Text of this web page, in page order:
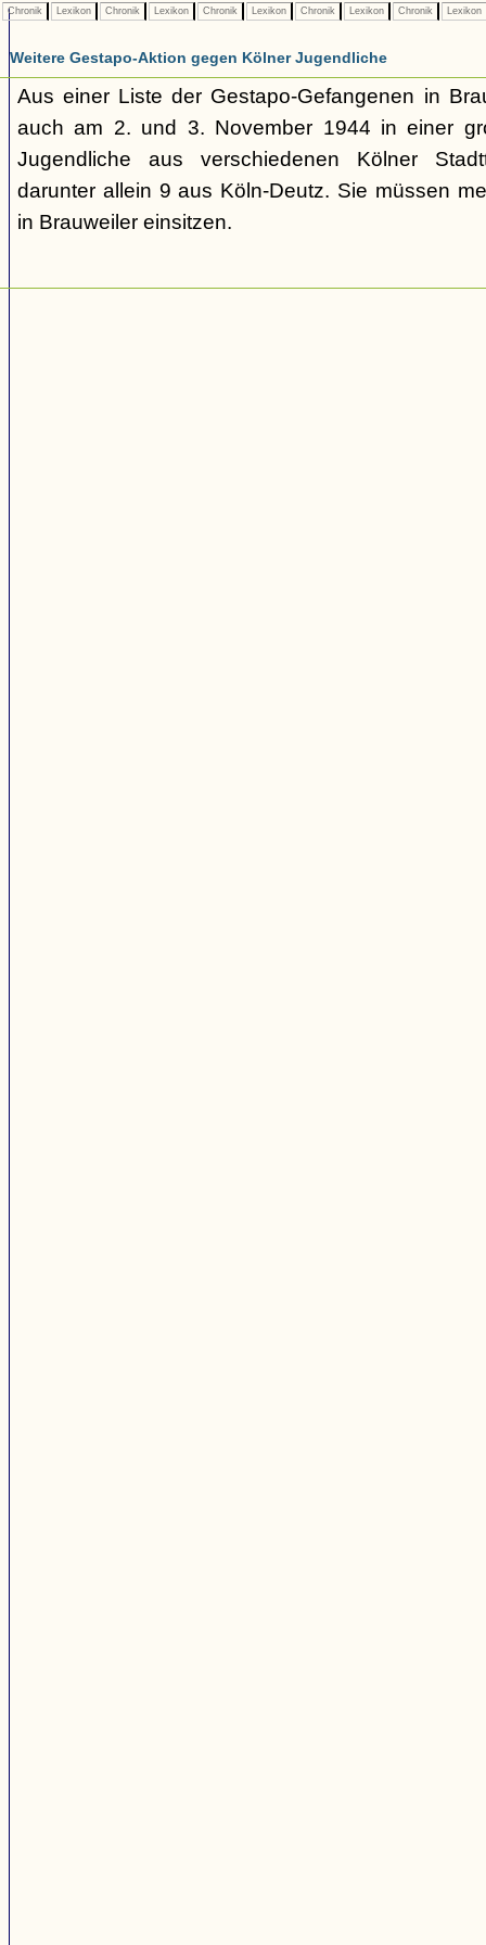
Chronik Lexikon Chronik Lexikon Chronik Lexikon Chronik Lexikon Chronik Lexikon
Weitere Gestapo-Aktion gegen Kölner Jugendliche
Aus einer Liste der Gestapo-Gefangenen in
auch am 2. und 3. November 1944 in einer
Jugendliche aus verschiedenen Kölner
darunter allein 9 aus Köln-Deutz. Sie müssen
in Brauweiler einsitzen.